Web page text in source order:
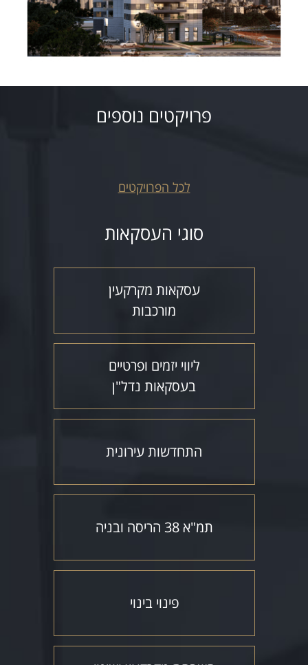
פרויקטים נוספים
לכל הפרויקטים
סוגי העסקאות
עסקאות מקרקעין
מורכבות
ליווי יזמים ופרטיים
בעסקאות נדל"ן
התחדשות עירונית
תמ"א 38 הריסה ובניה
פינוי בינוי